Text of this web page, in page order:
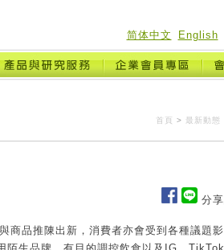
简体中文 English
首頁 > 最新動態
分
商品推陳出新，消費者亦會受到各種議題影